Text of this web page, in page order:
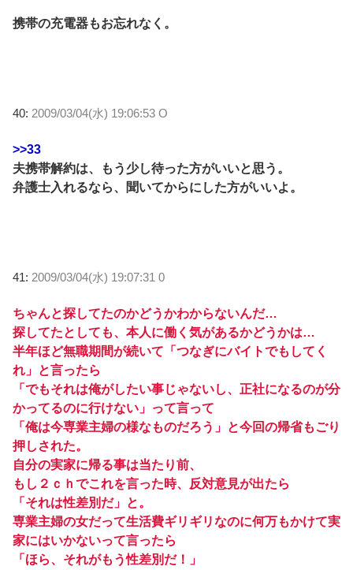
携帯の充電器もお忘れなく。
40: 2009/03/04(水) 19:06:53 O
>>33
夫携帯解約は、もう少し待った方がいいと思う。
弁護士入れるなら、聞いてからにした方がいいよ。
41: 2009/03/04(水) 19:07:31 0
ちゃんと探してたのかどうかわからないんだ…
探してたとしても、本人に働く気があるかどうかは…
半年ほど無職期間が続いて「つなぎにバイトでもしてく
れ」と言ったら
「でもそれは俺がしたい事じゃないし、正社になるのが分
かってるのに行けない」って言って
「俺は今専業主婦の様なものだろう」と今回の帰省もごり
押しされた。
自分の実家に帰る事は当たり前、
もし２ｃｈでこれを言った時、反対意見が出たら
「それは性差別だ」と。
専業主婦の女だって生活費ギリギリなのに何万もかけて実
家にはいかないって言ったら
「ほら、それがもう性差別だ！」